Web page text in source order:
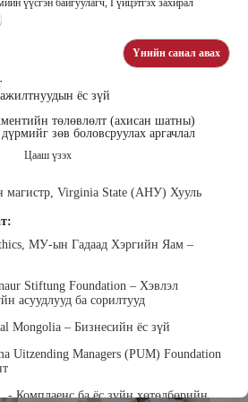
үүсгэн байгуулагч, Гүйцэтгэх захирал
Үнийн санал авах
ёс зүй
төлөвлөлт (ахисан шатны)
зөв боловсруулах аргачлал
Цааш үзэх
Virginia State (АНУ) Хууль
МУ-ын Гадаад Хэргийн Яам –
Stiftung Foundation – Хэвлэл
асуудлууд ба сорилтууд
Mongolia – Бизнесийн ёс зүй
Uitzending Managers (PUM) Foundation
- Комплаенс ба ёс зүйн хөтөлбөрийн
ийн
Бээжин Солонгоо
гүйцэтгэх захирал, Манлайллын
сэтгэлзүйч
Болор Үйлсийн Үндэс ТББ-ийн
үүсгэн байгуулагч, Зүрх сэтгэлийн
карьер сургалтын төвийн нийгмийн
ажилтан, сургагч багш